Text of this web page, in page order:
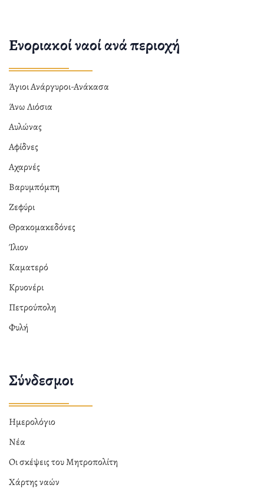
Ενοριακοί ναοί ανά περιοχή
Άγιοι Ανάργυροι-Ανάκασα
Άνω Λιόσια
Αυλώνας
Αφίδνες
Αχαρνές
Βαρυμπόμπη
Ζεφύρι
Θρακομακεδόνες
Ίλιον
Καματερό
Κρυονέρι
Πετρούπολη
Φυλή
Σύνδεσμοι
Ημερολόγιο
Νέα
Οι σκέψεις του Μητροπολίτη
Χάρτης ναών